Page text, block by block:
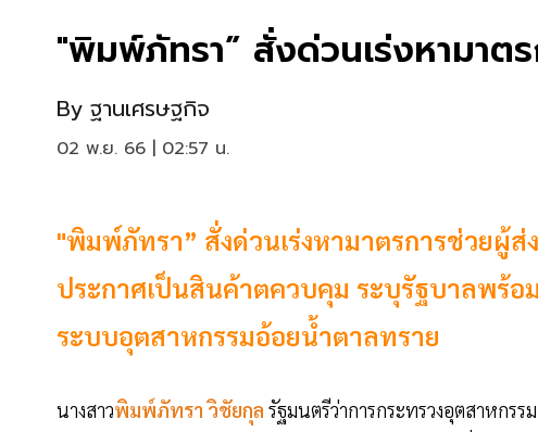
"พิมพ์ภัทรา” สั่งด่วนเร่งหามาต
By ฐานเศรษฐกิจ
02 พ.ย. 66 | 02:57 น.
"พิมพ์ภัทรา” สั่งด่วนเร่งหามาตรการช่วยผู้
ประกาศเป็นสินค้าตควบคุม ระบุรัฐบาลพร้อ
ระบบอุตสาหกรรมอ้อยน้ำตาลทราย
นางสาวพิมพ์ภัทรา วิชัยกุล รัฐมนตรีว่าการกระทรวงอุตสาหกร